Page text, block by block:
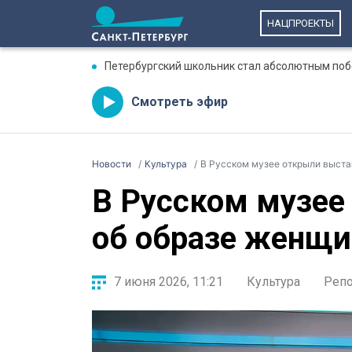
НАЦПРОЕКТЫ
Петербургский школьник стал абсолютным
Смотреть эфир
Новости Культура В Русском музее открыли
В Русском
об образе
7 июня 2026, 11:21 Культура